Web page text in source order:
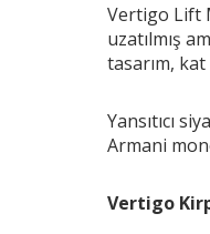
Vertigo Lift
uzatılmış
tasarım,
Yansıtıcı
Armani
Vertigo